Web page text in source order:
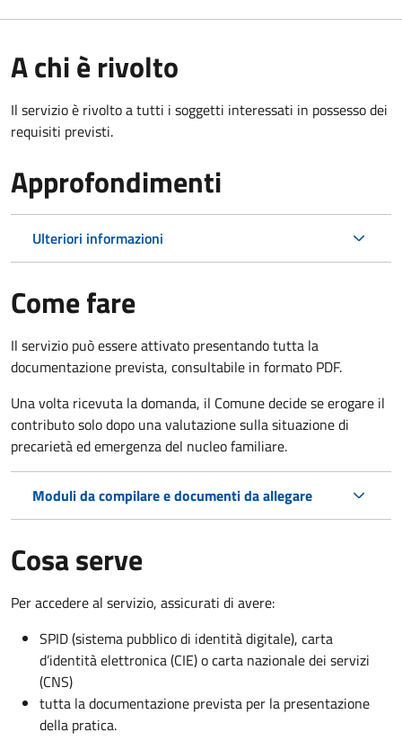
A chi è rivolto
Il servizio è rivolto a tutti i soggetti interessati in possesso dei
requisiti previsti.
Approfondimenti
Ulteriori informazioni
Come fare
Il servizio può essere attivato presentando tutta la
documentazione prevista, consultabile in formato PDF.
Una volta ricevuta la domanda, il Comune decide se erogare il
contributo solo dopo una valutazione sulla situazione di
precarietà ed emergenza del nucleo familiare.
Moduli da compilare e documenti da allegare
Cosa serve
Per accedere al servizio, assicurati di avere:
SPID (sistema pubblico di identità digitale), carta
d’identità elettronica (CIE) o carta nazionale dei servizi
(CNS)
tutta la documentazione prevista per la presentazione
della pratica.